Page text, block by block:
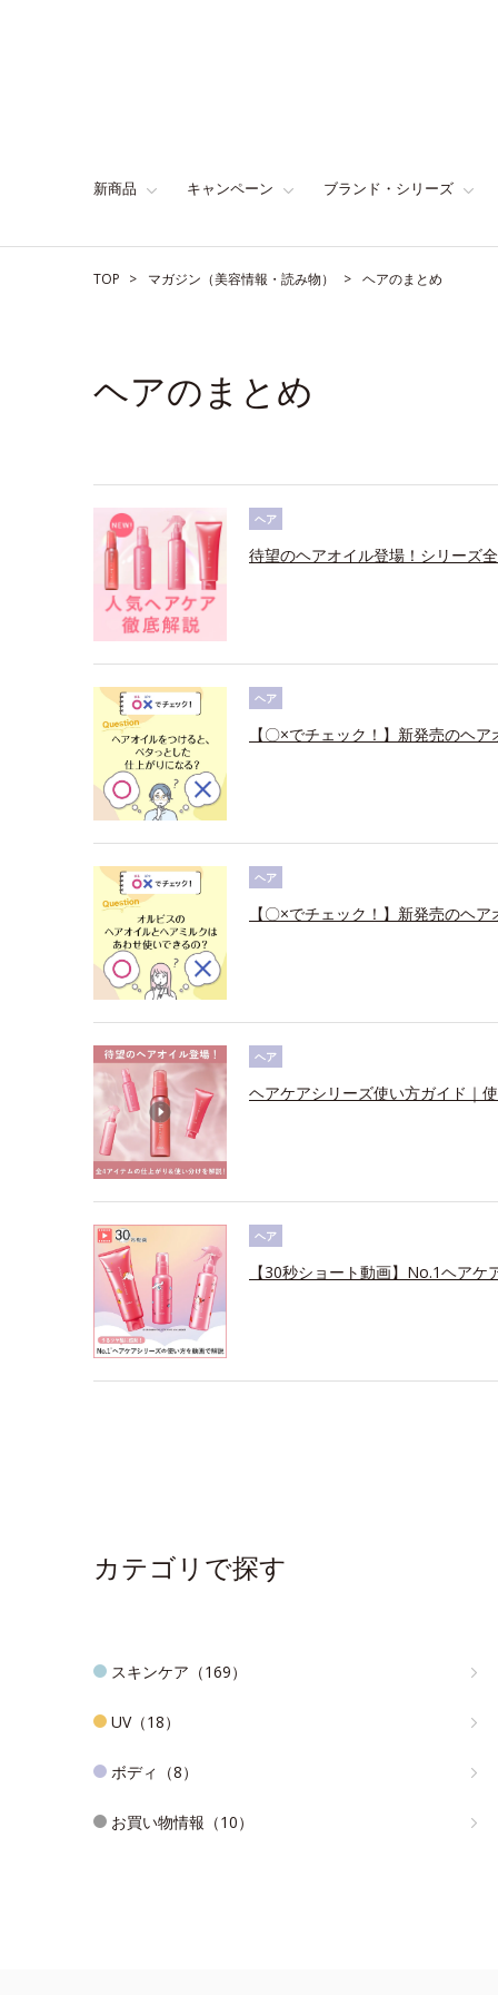
新商品 キャンペーン ブランド・シリーズ
TOP マガジン（美容情報・読み物） ヘアのまとめ
ヘアのまとめ
ヘア
待望のヘアオイル登場！シリーズ
ヘア
【〇×でチェック！】新発売のヘ
ヘア
【〇×でチェック！】新発売のヘ
ヘア
ヘアケアシリーズ使い方ガイド｜
ヘア
【30秒ショート動画】No.1ヘア
カテゴリで探す
スキンケア（169）
UV（18）
ボディ（8）
お買い物情報（10）